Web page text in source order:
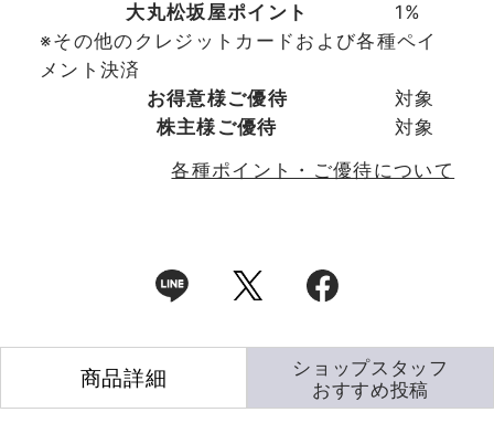
大丸松坂屋ポイント
1%
※その他のクレジットカードおよび各種ペイ
メント決済
お得意様ご優待
対象
株主様ご優待
対象
各種ポイント・ご優待について
商品詳細
ショップスタッフ
おすすめ投稿